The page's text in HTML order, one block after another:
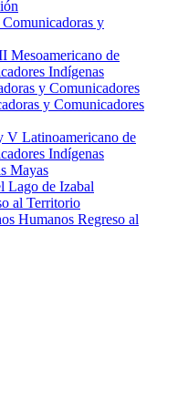
y
Mesoamericano de
Indígenas
y Comunicadores
y Comunicadores
Latinoamericano de
Indígenas
Mayas
Lago de Izabal
al Territorio
Humanos Regreso al